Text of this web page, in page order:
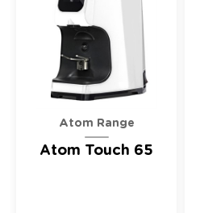
Atom Range
Atom Touch 65